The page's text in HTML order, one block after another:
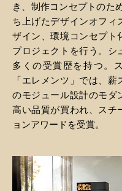
き、制作コンセプトのた
ち上げたデザインオフィ
ザイン、環境コンセプト
プロジェクトを行う。シ
多くの受賞歴を持つ。
「エレメンツ」では、
のモジュール設計のモダ
高い品質が買われ、スチ
ョンアワードを受賞。